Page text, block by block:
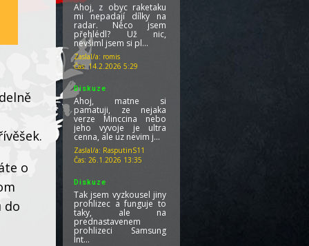
o
do
Ahoj, z obyc raketaku
mi nepadají dílky na
radar. Něco jsem
přehlédl? Už nic,
nevšiml jsem si pl...
Zaslal/a: romis
Čas: 14.2.2026 5:29
Diskuze
Ahoj, matne si
pamatuji, ze nejaka
verze Minccina nebo
jeho vyvoje je ultra
cenna, ale uz nevim j...
Zaslal/a: RasputinS11
Čas: 26.1.2026 13:35
Diskuze
Tak jsem vyzkousel jiny
prohlizec a funguje to
taky, ale na
prednastavenem
prohlizeci Samsung
Int...